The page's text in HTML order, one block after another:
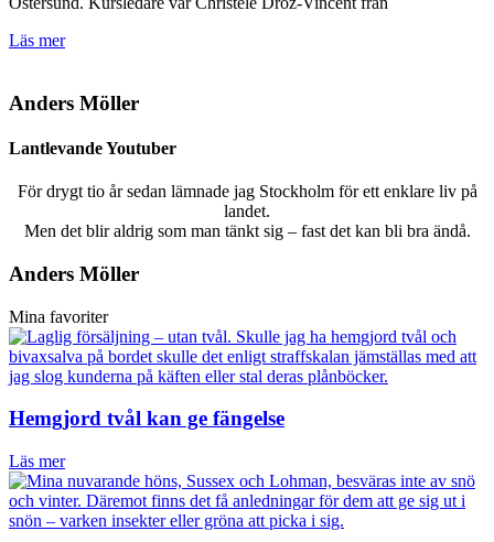
Läs mer
Anders Möller
Lantlevande Youtuber
För drygt tio år sedan lämnade jag Stockholm för ett enklare liv på
landet.
Men det blir aldrig som man tänkt sig – fast det kan bli bra ändå.
Anders Möller
Mina favoriter
Hemgjord tvål kan ge fängelse
Läs mer